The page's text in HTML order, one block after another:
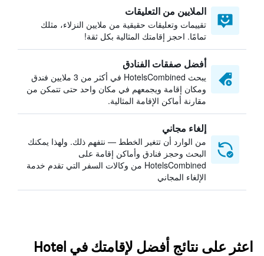
الملايين من التعليقات
تقييمات وتعليقات حقيقية من ملايين النزلاء، مثلك
تمامًا. احجز إقامتك المثالية بكل ثقة!
أفضل صفقات الفنادق
يبحث HotelsCombined في أكثر من 3 ملايين فندق
ومكان إقامة ويجمعهم في مكان واحد حتى تتمكن من
مقارنة أماكن الإقامة المثالية.
إلغاء مجاني
من الوارد أن تتغير الخطط — نتفهم ذلك. ولهذا يمكنك
البحث وحجز فنادق وأماكن إقامة على
HotelsCombined من وكالات السفر التي تقدم خدمة
الإلغاء المجاني
اعثر على نتائج أفضل لإقامتك في Hotel